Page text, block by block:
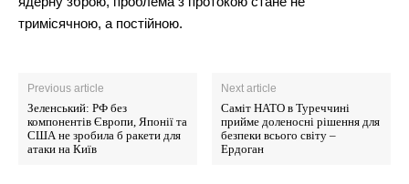
тримісячною, а постійною.
Previous article
Зеленський: РФ без
компонентів Європи, Японії та
США не зробила б ракети для
атаки на Київ
Next article
Саміт НАТО в Туреччині
прийме доленосні рішення для
безпеки всього світу –
Ердоган